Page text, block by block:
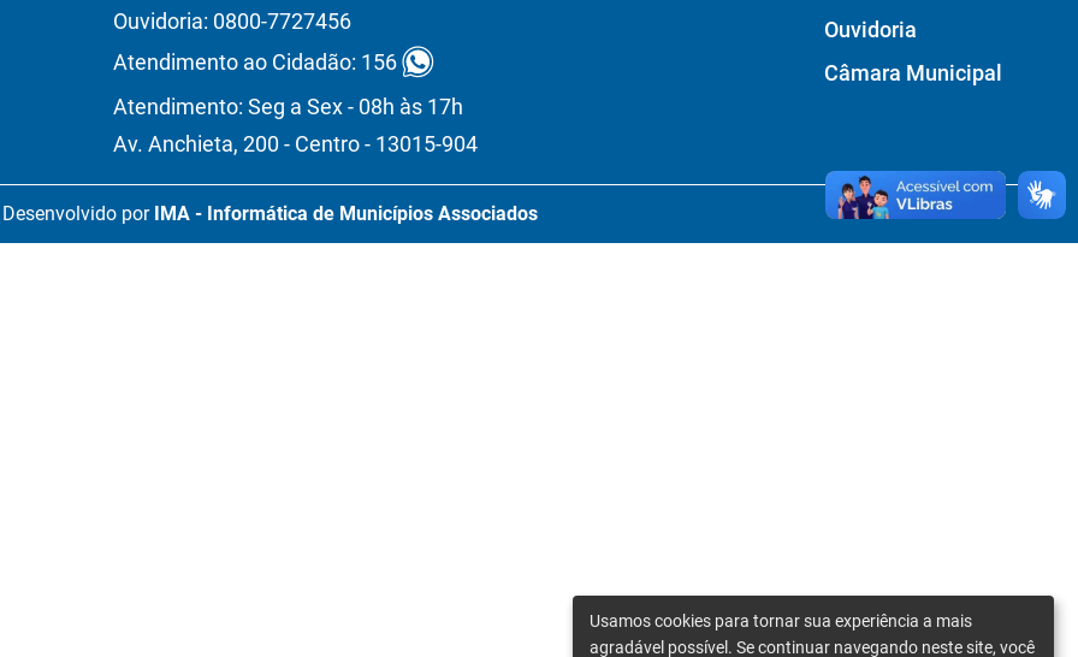
Ouvidoria: 0800-7727456
Atendimento ao Cidadão: 156
Atendimento: Seg a Sex - 08h às 17h
Av. Anchieta, 200 - Centro - 13015-904
Ouvidoria
Câmara Municipal
Desenvolvido por IMA - Informática de Municípios Associados
Usamos cookies para tornar sua experiência a mais
agradável possível. Se continuar navegando neste site, você